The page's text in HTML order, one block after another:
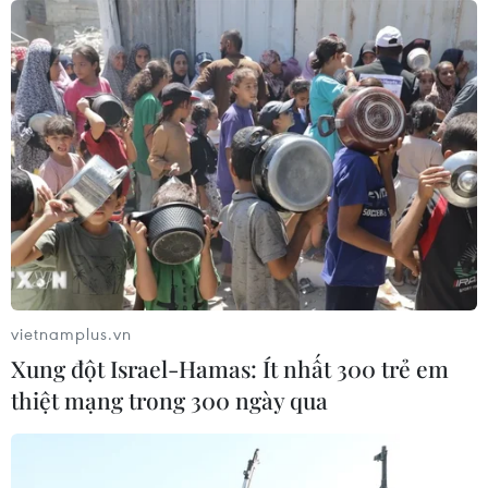
Kẻ Bàng
05/08/2026 12:11
Bão số 3 tiếp tục đổi hướng, di
chuyển nhanh hơn
05/08/2026 11:31
Bão số 3 đổi hướng, di chuyển chậm
với tốc độ khoảng 5 km/h
05/08/2026 08:05
Italy nâng báo động đỏ trên toàn bộ
27 thành phố do nắng nóng kỷ lục
vietnamplus.vn
Xung đột Israel-Hamas: Ít nhất 300 trẻ em
thiệt mạng trong 300 ngày qua